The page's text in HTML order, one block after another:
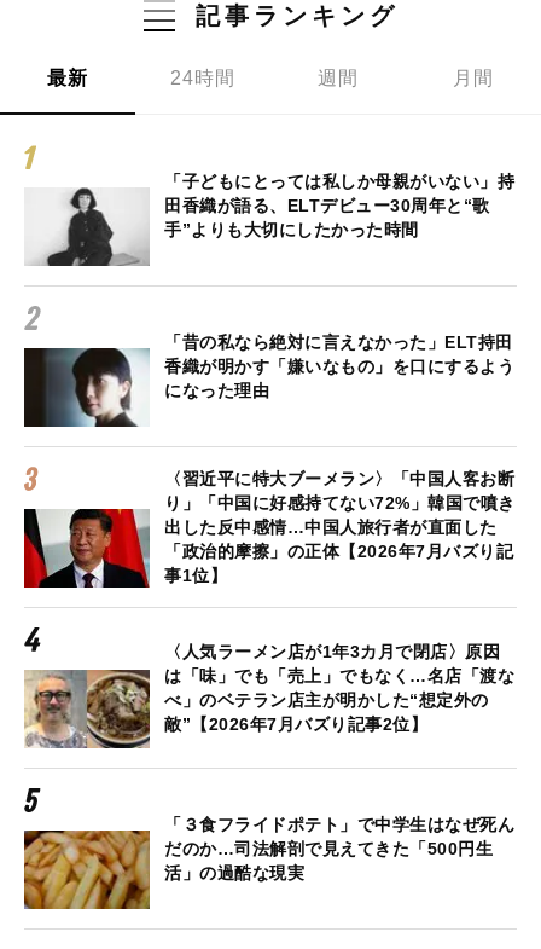
記事ランキング
最新 24時間 週間 月間
「子どもにとっては私しか母親がいない」持
田香織が語る、ELTデビュー30周年と“歌
手”よりも大切にしたかった時間
「昔の私なら絶対に言えなかった」ELT持田
香織が明かす「嫌いなもの」を口にするよう
になった理由
〈習近平に特大ブーメラン〉「中国人客お断
り」「中国に好感持てない72%」韓国で噴き
出した反中感情…中国人旅行者が直面した
「政治的摩擦」の正体【2026年7月バズり記
事1位】
〈人気ラーメン店が1年3カ月で閉店〉原因
は「味」でも「売上」でもなく…名店「渡な
べ」のベテラン店主が明かした“想定外の
敵”【2026年7月バズり記事2位】
「３食フライドポテト」で中学生はなぜ死ん
だのか…司法解剖で見えてきた「500円生
活」の過酷な現実